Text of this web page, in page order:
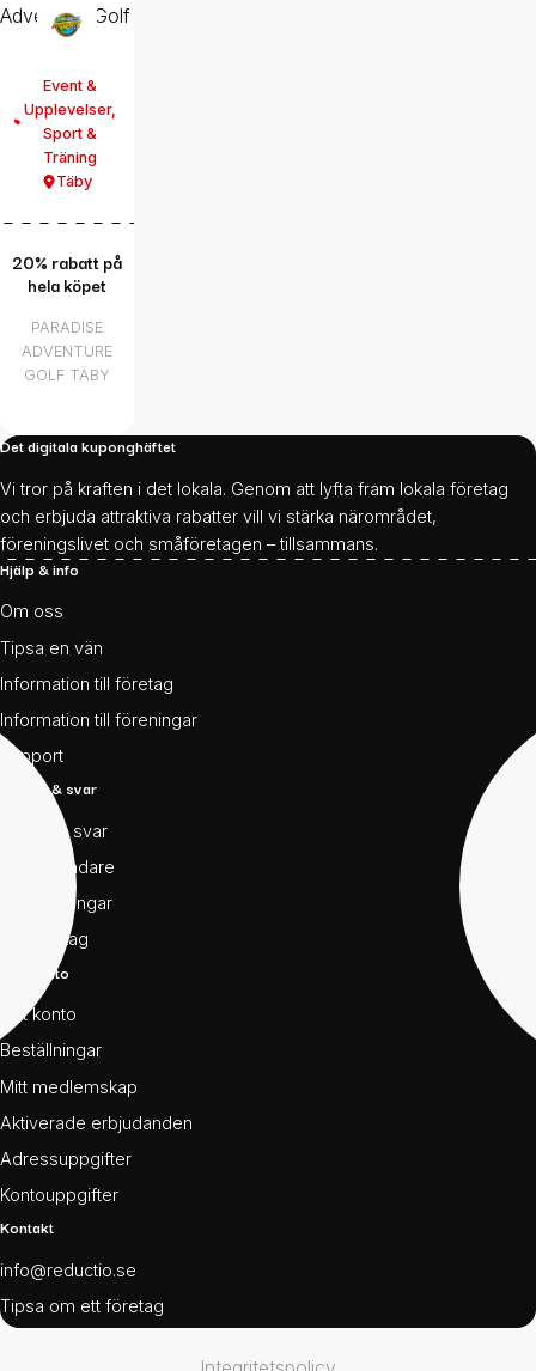
Event &
Upplevelser,
Sport &
Träning
Täby
20% rabatt på
hela köpet
PARADISE
ADVENTURE
GOLF TÄBY
Det digitala kuponghäftet
Vi tror på kraften i det lokala. Genom att lyfta fram lokala företag
och erbjuda attraktiva rabatter vill vi stärka närområdet,
föreningslivet och småföretagen – tillsammans.
Hjälp & info
Om oss
Tipsa en vän
Information till företag
Information till föreningar
Support
Frågor & svar
Frågor & svar
För användare
För föreningar
För företag
Mitt konto
Mitt konto
Beställningar
Mitt medlemskap
Aktiverade erbjudanden
Adressuppgifter
Kontouppgifter
Kontakt
info@reductio.se
Tipsa om ett företag